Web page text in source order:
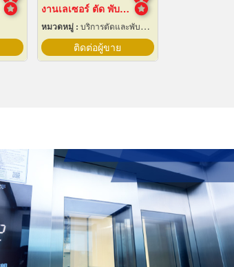
งานเลเซอร์ ตัด พับ ม้วนโลหะ นครปฐม
หมวดหมู่ : บริการตัดและพับโลหะด้วยเลเซอร์
ติดต่อผู้ขาย